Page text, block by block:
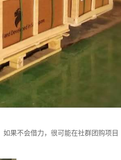
果不会借力，很可能在社群团购项目